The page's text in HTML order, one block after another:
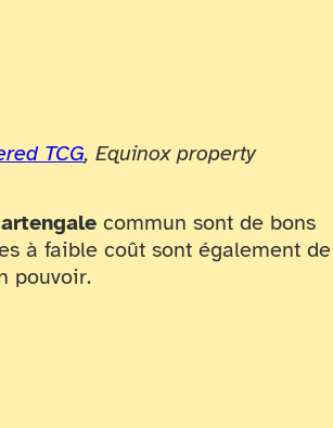
TCG, Equinox property
commun sont de bons
à faible coût sont également de
pouvoir.